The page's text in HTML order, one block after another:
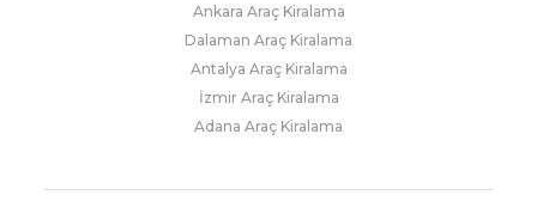
Ankara Araç Kiralama
Dalaman Araç Kiralama
Antalya Araç Kiralama
İzmir Araç Kiralama
Adana Araç Kiralama